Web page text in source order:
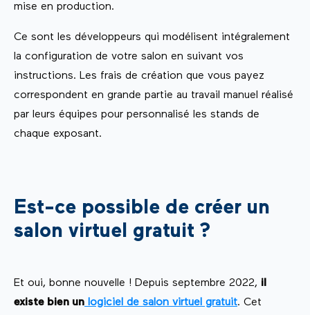
mise en production.
Ce sont les développeurs qui modélisent intégralement
la configuration de votre salon en suivant vos
instructions. Les frais de création que vous payez
correspondent en grande partie au travail manuel réalisé
par leurs équipes pour personnalisé les stands de
chaque exposant.
Est-ce possible de créer un
salon virtuel gratuit ?
Et oui, bonne nouvelle ! Depuis septembre 2022, il
existe bien un logiciel de salon virtuel gratuit. Cet